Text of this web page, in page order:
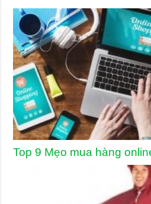
Top 9 Mẹo mua hàng